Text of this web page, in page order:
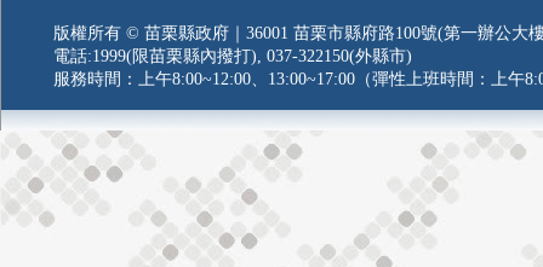
版權所有 © 苗栗縣政府｜36001 苗栗市縣府路100號(第一辦公大
電話:1999(限苗栗縣內撥打), 037-322150(外縣市)
服務時間：上午8:00~12:00、13:00~17:00（彈性上班時間：上午